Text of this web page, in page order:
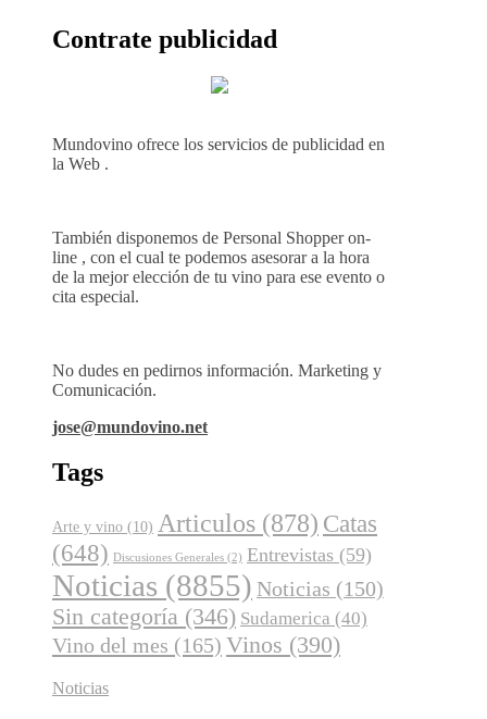
Contrate publicidad
Mundovino ofrece los servicios de publicidad en
la Web .
También disponemos de Personal Shopper on-
line , con el cual te podemos asesorar a la hora
de la mejor elección de tu vino para ese evento o
cita especial.
No dudes en pedirnos información. Marketing y
Comunicación.
jose@mundovino.net
Tags
Arte y vino (10) Articulos (878) Catas
(648) Discusiones Generales (2) Entrevistas (59)
Noticias (8855) Noticias (150)
Sin categoría (346) Sudamerica (40)
Vino del mes (165) Vinos (390)
Noticias